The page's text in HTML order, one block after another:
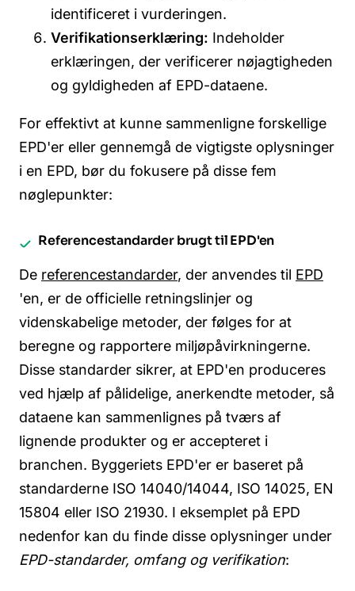
identificeret i vurderingen.
Verifikationserklæring: Indeholder
erklæringen, der verificerer nøjagtigheden
og gyldigheden af EPD-dataene.
For effektivt at kunne sammenligne forskellige
EPD'er eller gennemgå de vigtigste oplysninger
i en EPD, bør du fokusere på disse fem
nøglepunkter:
Referencestandarder brugt til EPD'en
De referencestandarder, der anvendes til EPD
'en, er de officielle retningslinjer og
videnskabelige metoder, der følges for at
beregne og rapportere miljøpåvirkningerne.
Disse standarder sikrer, at EPD'en produceres
ved hjælp af pålidelige, anerkendte metoder, så
dataene kan sammenlignes på tværs af
lignende produkter og er accepteret i
branchen. Byggeriets EPD'er er baseret på
standarderne ISO 14040/14044, ISO 14025, EN
15804 eller ISO 21930. I eksemplet på EPD
nedenfor kan du finde disse oplysninger under
EPD-standarder, omfang og verifikation: